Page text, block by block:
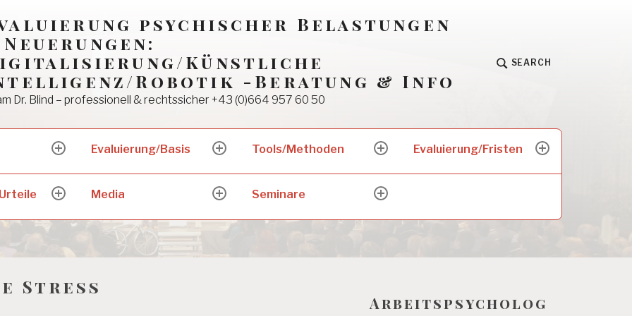
psychischer Belastungen
Neuerungen:
Künstliche
Robotik -Beratung & Info
Dr. Blind – professionell & rechtssicher +43 (0)664 957 60 50
SEARCH
expand
menu
Evaluierung/Basis
expand
menu
Tools/Methoden
expand
menu
Evaluierung/Fristen
expand
menu
expand
menu
Media
expand
menu
Seminare
expand
menu
Stress
Arbeitspsycholog